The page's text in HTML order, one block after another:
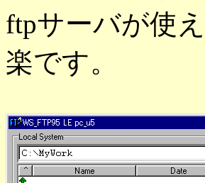
ftpサーバが使
楽です。